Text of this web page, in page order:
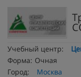
Учебный центр:
Форма: Очная
Город:
Москва